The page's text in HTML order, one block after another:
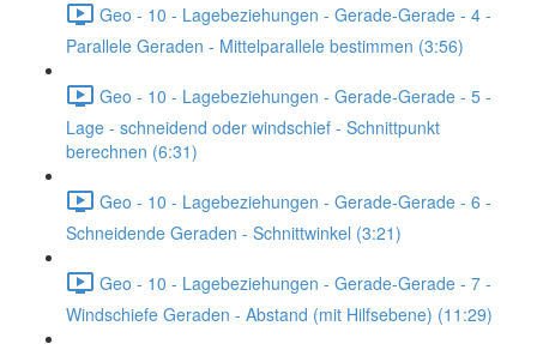
Geo - 10 - Lagebeziehungen - Gerade-Gerade - 4 -
Parallele Geraden - Mittelparallele bestimmen (3:56)
Geo - 10 - Lagebeziehungen - Gerade-Gerade - 5 -
Lage - schneidend oder windschief - Schnittpunkt
berechnen (6:31)
Geo - 10 - Lagebeziehungen - Gerade-Gerade - 6 -
Schneidende Geraden - Schnittwinkel (3:21)
Geo - 10 - Lagebeziehungen - Gerade-Gerade - 7 -
Windschiefe Geraden - Abstand (mit Hilfsebene) (11:29)